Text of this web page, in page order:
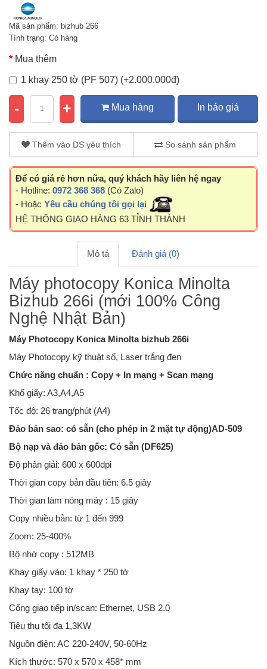
Mã sản phẩm: bizhub 266
Tình trạng: Có hàng
Mua thêm
1 khay 250 tờ (PF 507) (+2.000.000đ)
- + Mua hàng In báo giá
Thêm vào DS yêu thích So sánh sản phẩm
Để có giá rẻ hơn nữa, quý khách hãy liên hệ ngay
- Hotline: 0972 368 368 (Có Zalo)
- Hoặc Yêu cầu chúng tôi gọi lại
HỆ THỐNG GIAO HÀNG 63 TỈNH THÀNH
Mô tả Đánh giá (0)
Máy photocopy Konica Minolta
Bizhub 266i (mới 100% Công
Nghệ Nhật Bản)
Máy Photocopy Konica Minolta bizhub 266i
Máy Photocopy kỹ thuật số, Laser trắng đen
Chức năng chuẩn : Copy + In mạng + Scan mạng
Khổ giấy: A3,A4,A5
Tốc độ: 26 trang/phút (A4)
Đảo bản sao: có sẵn (cho phép in 2 mặt tự động)AD-509
Bộ nạp và đảo bản gốc: Có sẵn (DF625)
Độ phân giải: 600 x 600dpi
Thời gian copy bản đầu tiên: 6.5 giây
Thời gian làm nóng máy : 15 giây
Copy nhiều bản: từ 1 đến 999
Zoom: 25-400%
Bộ nhớ copy : 512MB
Khay giấy vào: 1 khay * 250 tờ
Khay tay: 100 tờ
Cổng giao tiếp in/scan: Ethernet, USB 2.0
Tiêu thụ tối đa 1,3KW
Nguồn điện: AC 220-240V, 50-60Hz
Kích thước: 570 x 570 x 458* mm